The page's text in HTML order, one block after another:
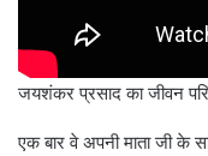
जयशंकर प्रसाद का जीवन
एक बार वे अपनी माता जी के